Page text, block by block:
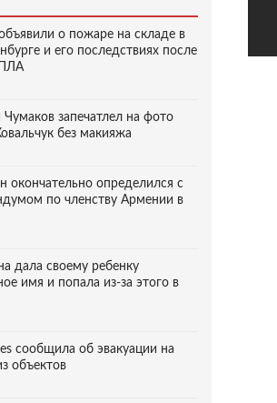
о пожаре на складе в
и его последствиях после
Чумаков запечатлел на фото
без макияжа
окончательно определился с
по членству Армении в
дала своему ребенку
имя и попала из-за этого в
сообщила об эвакуации на
объектов